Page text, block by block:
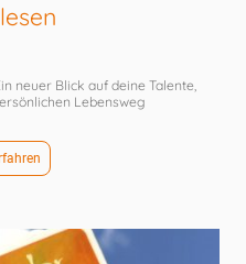
neuer Blick auf deine Talente,
Lebensweg